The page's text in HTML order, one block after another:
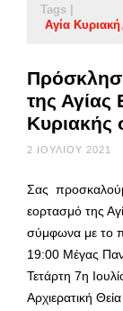
Tags |
Αγία Κυριακή
της
Κυριακής
2 ΙΟΥΛΊΟΥ 2021
Σας
εορτασμό της
σύμφωνα με το
19:00 Μέγας
Τετάρτη 7η
Αρχιερατική